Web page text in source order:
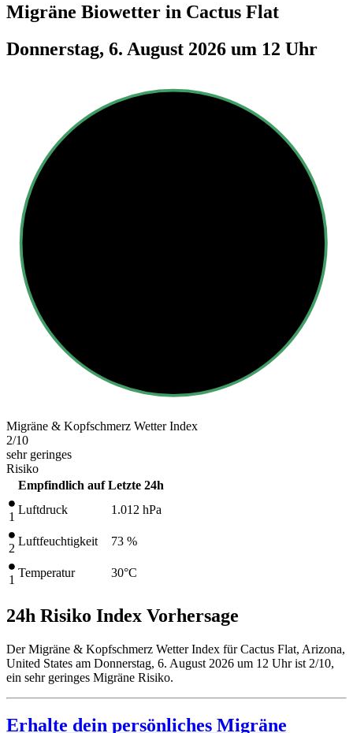
Migräne Biowetter in Cactus Flat
Donnerstag, 6. August 2026 um 12 Uhr
Migräne & Kopfschmerz Wetter Index
2/10
sehr geringes
Risiko
Empfindlich auf Letzte 24h
1
Luftdruck 1.012 hPa
2
Luftfeuchtigkeit 73 %
1
Temperatur 30°C
24h Risiko Index Vorhersage
Der Migräne & Kopfschmerz Wetter Index für Cactus Flat, Arizona,
United States am Donnerstag, 6. August 2026 um 12 Uhr ist 2/10,
ein sehr geringes Migräne Risiko.
Erhalte dein persönliches Migräne